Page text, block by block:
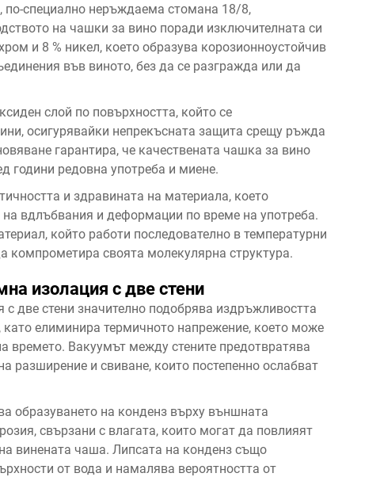
специално неръждаема стомана 18/8,
на чашки за вино поради изключителната си
и 8 % никел, което образува корозионноустойчив
във виното, без да се разгражда или да
слой по повърхността, който се
осигурявайки непрекъсната защита срещу ръжда
гарантира, че качествената чашка за вино
години редовна употреба и миене.
и здравината на материала, което
вдлъбвания и деформации по време на употреба.
който работи последователно в температурни
компрометира своята молекулярна структура.
изолация с две стени
две стени значително подобрява издръжливостта
елиминира термичното напрежение, което може
времето. Вакуумът между стените предотвратява
разширение и свиване, които постепенно ослабват
образуването на конденз върху външната
свързани с влагата, които могат да повлияят
винената чаша. Липсата на конденз също
от вода и намалява вероятността от